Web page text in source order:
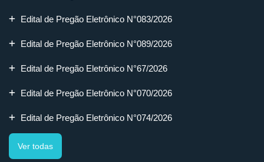
Edital de Pregão Eletrônico N°083/2026
Edital de Pregão Eletrônico N°089/2026
Edital de Pregão Eletrônico N°67/2026
Edital de Pregão Eletrônico N°070/2026
Edital de Pregão Eletrônico N°074/2026
Ver todas